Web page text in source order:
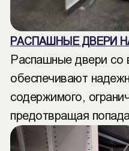
РАСПАШНЫЕ ДВЕРИ
Распашные двери со
обеспечивают
содержимого,
предотвращая